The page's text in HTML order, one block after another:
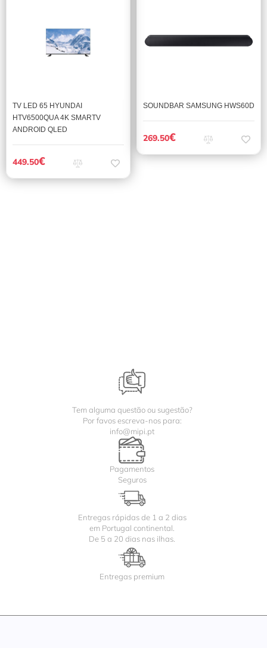
TV LED 65 HYUNDAI
HTV6500QUA 4K SMARTV
ANDROID QLED
449.50€
SOUNDBAR SAMSUNG HWS60D
269.50€
Tem alguma questão ou sugestão?
Por favos escreva-nos para:
info@mipi.pt
Pagamentos
Seguros
Entregas rápidas de 1 a 2 dias
em Portugal continental.
De 5 a 20 dias nas ilhas.
Entregas premium